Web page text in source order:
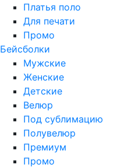
Платья поло
Для печати
Промо
Бейсболки
Мужские
Женские
Детские
Велюр
Под сублимацию
Полувелюр
Премиум
Промо